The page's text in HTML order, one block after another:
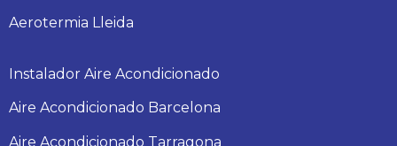
Aerotermia Lleida
Instalador Aire Acondicionado
Aire Acondicionado Barcelona
Aire Acondicionado Tarragona